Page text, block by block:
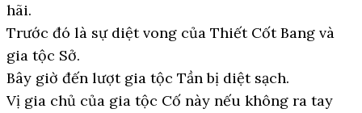
hãi.
Trước đó là sự diệt vong của Thiết Cốt Bang và
gia tộc Sở.
Bây giờ đến lượt gia tộc Tần bị diệt sạch.
Vị gia chủ của gia tộc Cố này nếu không ra tay